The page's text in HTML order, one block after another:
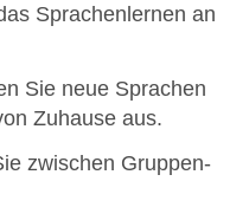
Sprachenlernen an
Sie neue Sprachen
Zuhause aus.
zwischen Gruppen-